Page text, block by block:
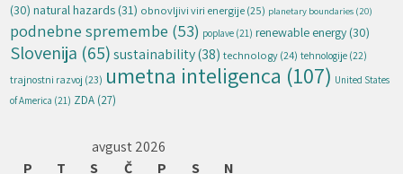
(30) natural hazards (31) obnovljivi viri energije(25) planetary boundaries (20)
podnebne spremembe (53) poplave (21) renewable energy (30)
Slovenija (65) sustainability(38) technology(24) tehnologije (22)
trajnostni razvoj (23) umetna inteligenca (107) United States
of America (21) ZDA (27)
avgust 2026
P
T S Č P S N